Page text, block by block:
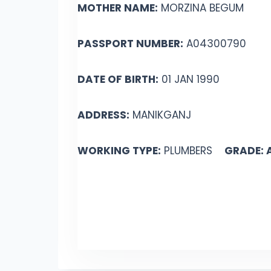
MOTHER NAME: MORZINA BEGUM
PASSPORT NUMBER: A04300790
DATE OF BIRTH: 01 JAN 1990
ADDRESS: MANIKGANJ
WORKING TYPE: PLUMBERS GRADE: